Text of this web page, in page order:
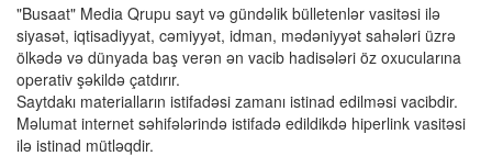
"Busaat" Media Qrupu sayt və gündəlik bülletenlər vasitəsi ilə
siyasət, iqtisadiyyat, cəmiyyət, idman, mədəniyyət sahələri üzrə
ölkədə və dünyada baş verən ən vacib hadisələri öz oxucularına
operativ şəkildə çatdırır.
Saytdakı materialların istifadəsi zamanı istinad edilməsi vacibdir.
Məlumat internet səhifələrində istifadə edildikdə hiperlink vasitəsi
ilə istinad mütləqdir.